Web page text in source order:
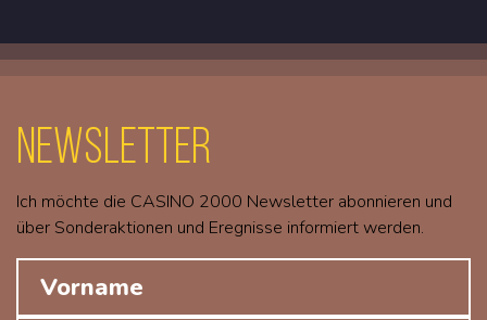
Newsletter
Ich möchte die CASINO 2000 Newsletter abonnieren und
über Sonderaktionen und Eregnisse informiert werden.